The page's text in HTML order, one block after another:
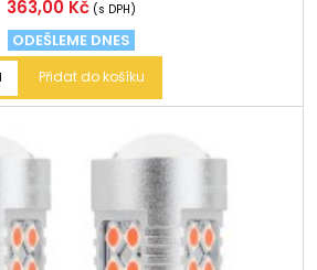
Cena
363,00 Kč (s DPH)
ODEŠLEME DNES
Přidat do košíku